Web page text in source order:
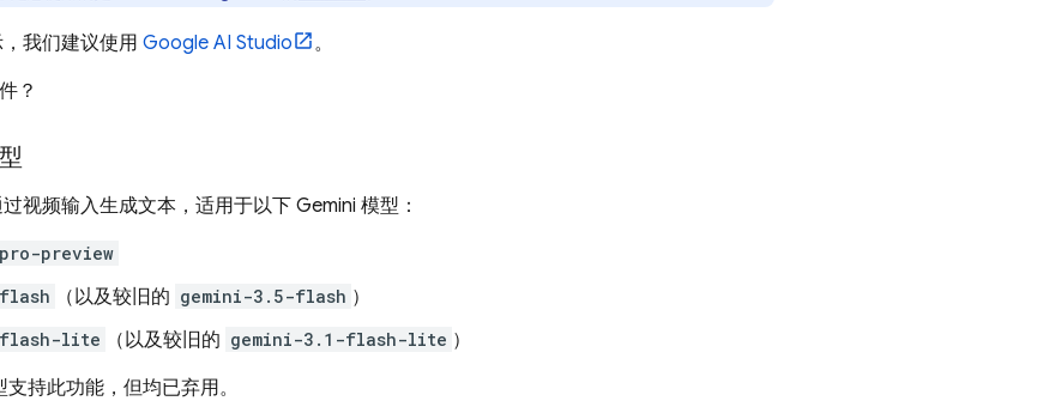
我们建议使用 Google AI Studio
。
？
视频输入生成文本，适用于以下 Gemini 模型：
preview
（以及较旧的 gemini-3.5-flash ）
flash-lite （以及较旧的 gemini-3.1-flash-lite ）
支持此功能，但均已弃用。